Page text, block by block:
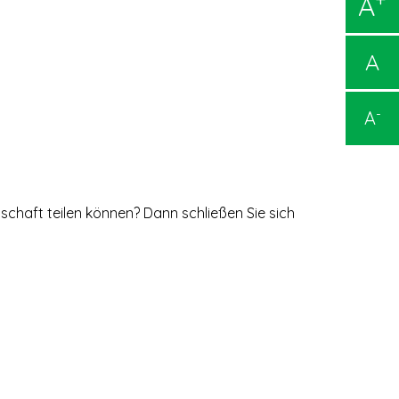
A
A-
teilen können? Dann schließen Sie sich